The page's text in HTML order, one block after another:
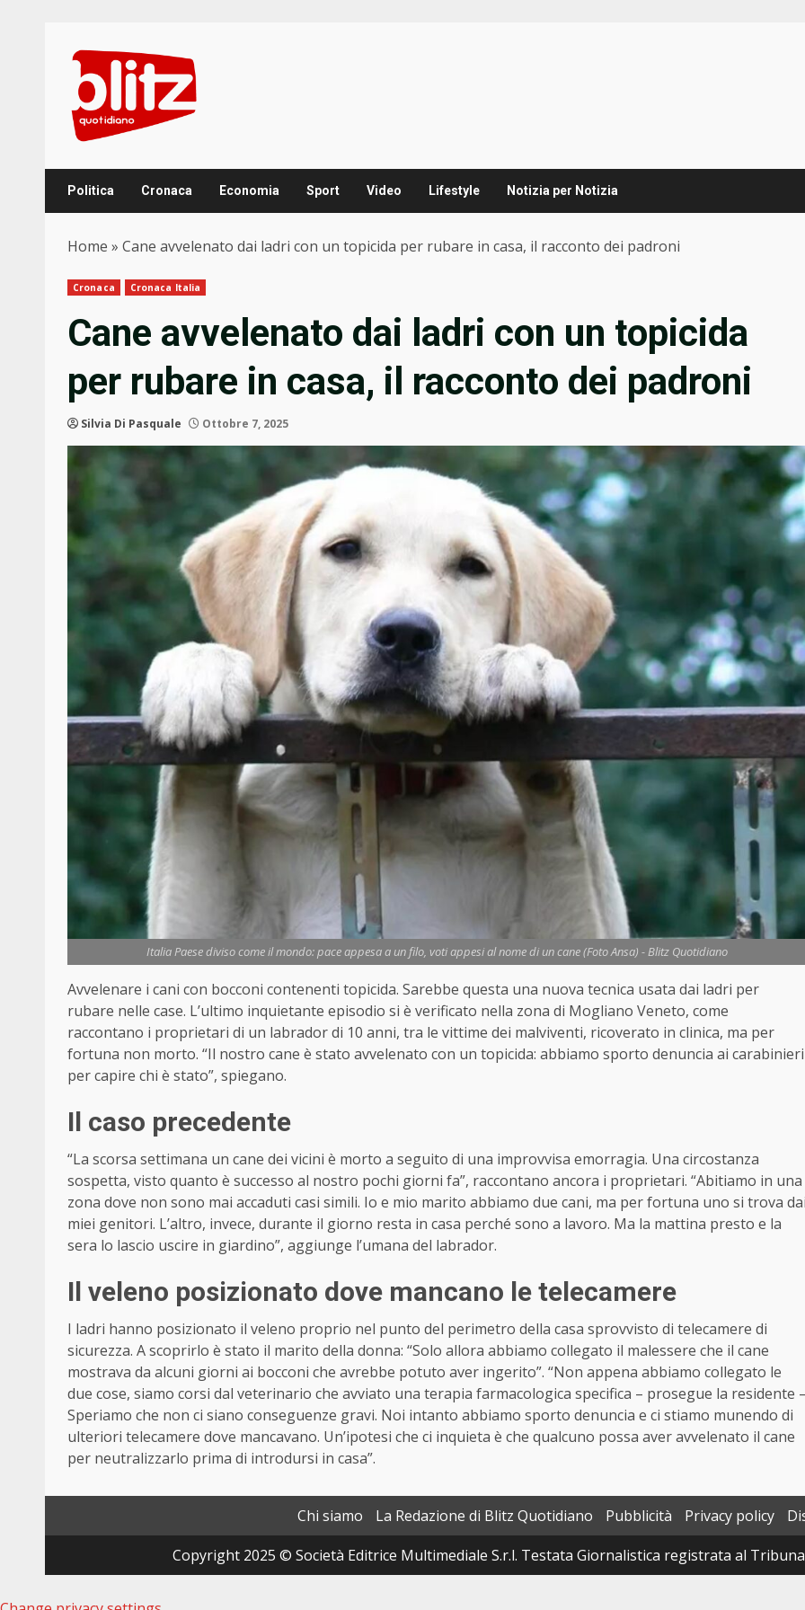
content
Politica Cronaca Economia Sport Video Lifestyle Notizia per Notizia
Home » Cane avvelenato dai ladri con un topicida per rubare in casa, il racconto dei padroni
Cronaca Cronaca Italia
Cane avvelenato dai ladri con un topicida
per rubare in casa, il racconto dei padroni
Silvia Di Pasquale Ottobre 7, 2025
Italia Paese diviso come il mondo: pace appesa a un filo, voti appesi al nome di un cane (Foto Ansa) - Blitz Quotidiano
Avvelenare i cani con bocconi contenenti topicida. Sarebbe questa una nuova tecnica usata dai ladri per
rubare nelle case. L’ultimo inquietante episodio si è verificato nella zona di Mogliano Veneto, come
raccontano i proprietari di un labrador di 10 anni, tra le vittime dei malviventi, ricoverato in clinica, ma per
fortuna non morto. “Il nostro cane è stato avvelenato con un topicida: abbiamo sporto denuncia ai carabinieri
per capire chi è stato”, spiegano.
Il caso precedente
“La scorsa settimana un cane dei vicini è morto a seguito di una improvvisa emorragia. Una circostanza
sospetta, visto quanto è successo al nostro pochi giorni fa”, raccontano ancora i proprietari. “Abitiamo in una
zona dove non sono mai accaduti casi simili. Io e mio marito abbiamo due cani, ma per fortuna uno si trova
miei genitori. L’altro, invece, durante il giorno resta in casa perché sono a lavoro. Ma la mattina presto e la
sera lo lascio uscire in giardino”, aggiunge l’umana del labrador.
Il veleno posizionato dove mancano le telecamere
I ladri hanno posizionato il veleno proprio nel punto del perimetro della casa sprovvisto di telecamere di
sicurezza. A scoprirlo è stato il marito della donna: “Solo allora abbiamo collegato il malessere che il cane
mostrava da alcuni giorni ai bocconi che avrebbe potuto aver ingerito”. “Non appena abbiamo collegato le
due cose, siamo corsi dal veterinario che avviato una terapia farmacologica specifica – prosegue la residente
Speriamo che non ci siano conseguenze gravi. Noi intanto abbiamo sporto denuncia e ci stiamo munendo di
ulteriori telecamere dove mancavano. Un’ipotesi che ci inquieta è che qualcuno possa aver avvelenato il cane
per neutralizzarlo prima di introdursi in casa”.
Chi siamo La Redazione di Blitz Quotidiano Pubblicità Privacy policy
Copyright 2025 © Società Editrice Multimediale S.r.l. Testata Giornalistica registrata al